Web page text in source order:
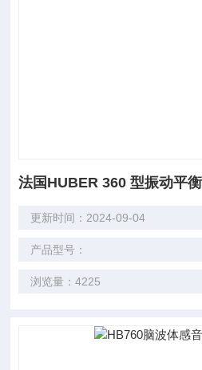
法国HUBER 360 型振动平
更新时间：2024-09-04
产品型号：
浏览量：4225